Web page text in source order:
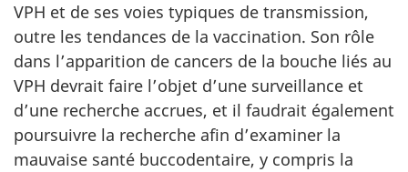
VPH et de ses voies typiques de transmission,
outre les tendances de la vaccination. Son rôle
dans l’apparition de cancers de la bouche liés au
VPH devrait faire l’objet d’une surveillance et
d’une recherche accrues, et il faudrait également
poursuivre la recherche afin d’examiner la
mauvaise santé buccodentaire, y compris la